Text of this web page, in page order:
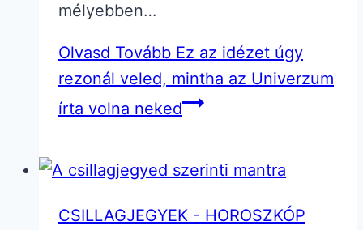
mélyebben…
Olvasd Tovább Ez az idézet úgy
rezonál veled, mintha az Univerzum
írta volna neked
CSILLAGJEGYEK - HOROSZKÓP